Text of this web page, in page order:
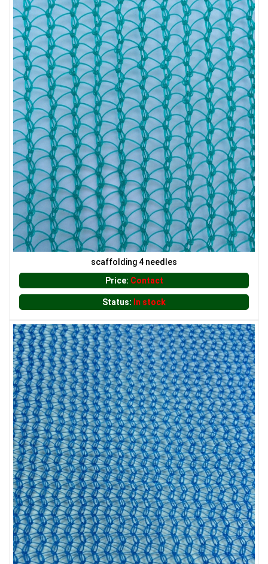
LƯỚI CHE NẮNG
LƯỚI CHẮN ĐỘNG VẬT
LƯỚI XÂY DỰNG
LƯỚI CHE NẮNG
LƯỚI CHE NẮNG
LƯỚI CHẮN CHIM
scaffolding 4 needles
Price: Contact
Status: In stock